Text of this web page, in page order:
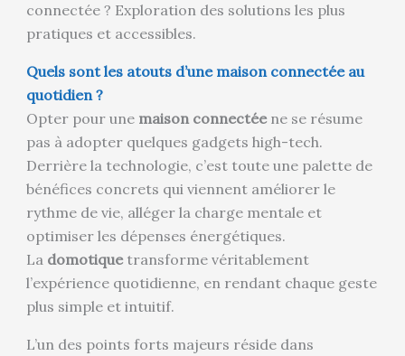
connectée ? Exploration des solutions les plus
pratiques et accessibles.
Quels sont les atouts d’une maison connectée au
quotidien ?
Opter pour une maison connectéene se résume
pas à adopter quelques gadgets high-tech.
Derrière la technologie, c’est toute une palette de
bénéfices concrets qui viennent améliorer le
rythme de vie, alléger la charge mentale et
optimiser les dépenses énergétiques.
La domotiquetransforme véritablement
l’expérience quotidienne, en rendant chaque geste
plus simple et intuitif.
L’un des points forts majeurs réside dans